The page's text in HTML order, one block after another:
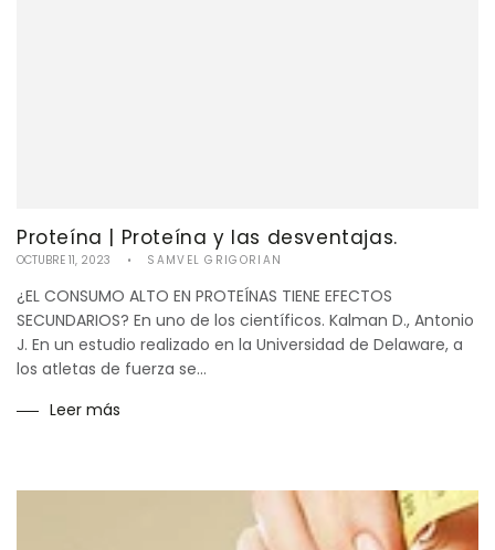
Proteína | Proteína y las desventajas.
OCTUBRE 11, 2023 SAMVEL GRIGORIAN
¿EL CONSUMO ALTO EN PROTEÍNAS TIENE EFECTOS
SECUNDARIOS? En uno de los científicos. Kalman D., Antonio
J. En un estudio realizado en la Universidad de Delaware, a
los atletas de fuerza se...
Leer más